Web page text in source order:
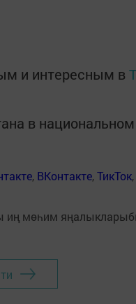
и интересным в
в
, ВКонтакте,ТикТок,
мөһим